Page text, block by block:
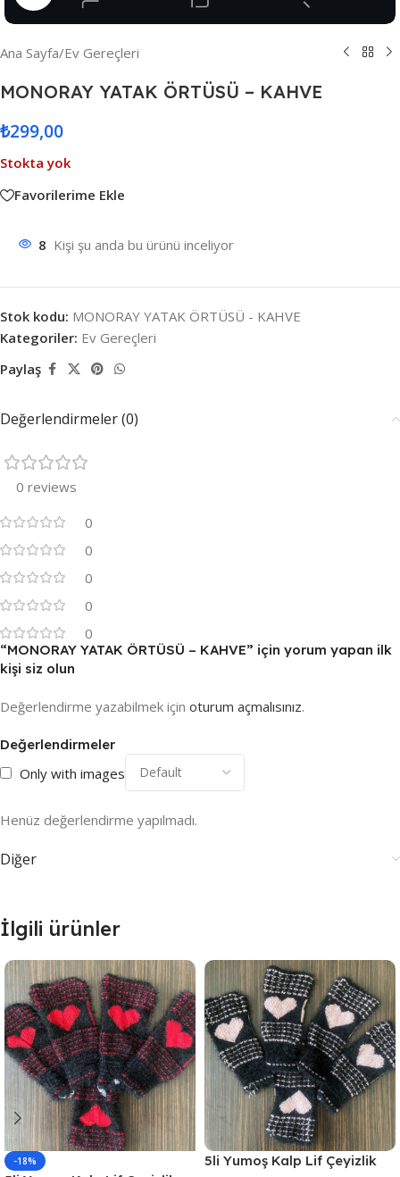
Ana Sayfa/Ev Gereçleri
MONORAY YATAK ÖRTÜSÜ – KAHVE
₺299,00
Stokta yok
Favorilerime Ekle
8 Kişi şu anda bu ürünü inceliyor
Stok kodu: MONORAY YATAK ÖRTÜSÜ - KAHVE
Kategoriler: Ev Gereçleri
Paylaş
Değerlendirmeler (0)
0 reviews
0
0
0
0
0
Değerlendirmeler
Only with images
Henüz değerlendirme yapılmadı.
“MONORAY YATAK ÖRTÜSÜ – KAHVE” için yorum yapan ilk
kişi siz olun
Değerlendirme yazabilmek için oturum açmalısınız.
Diğer
İlgili ürünler
-18%
5li Yumoş Kalp Lif Çeyizlik